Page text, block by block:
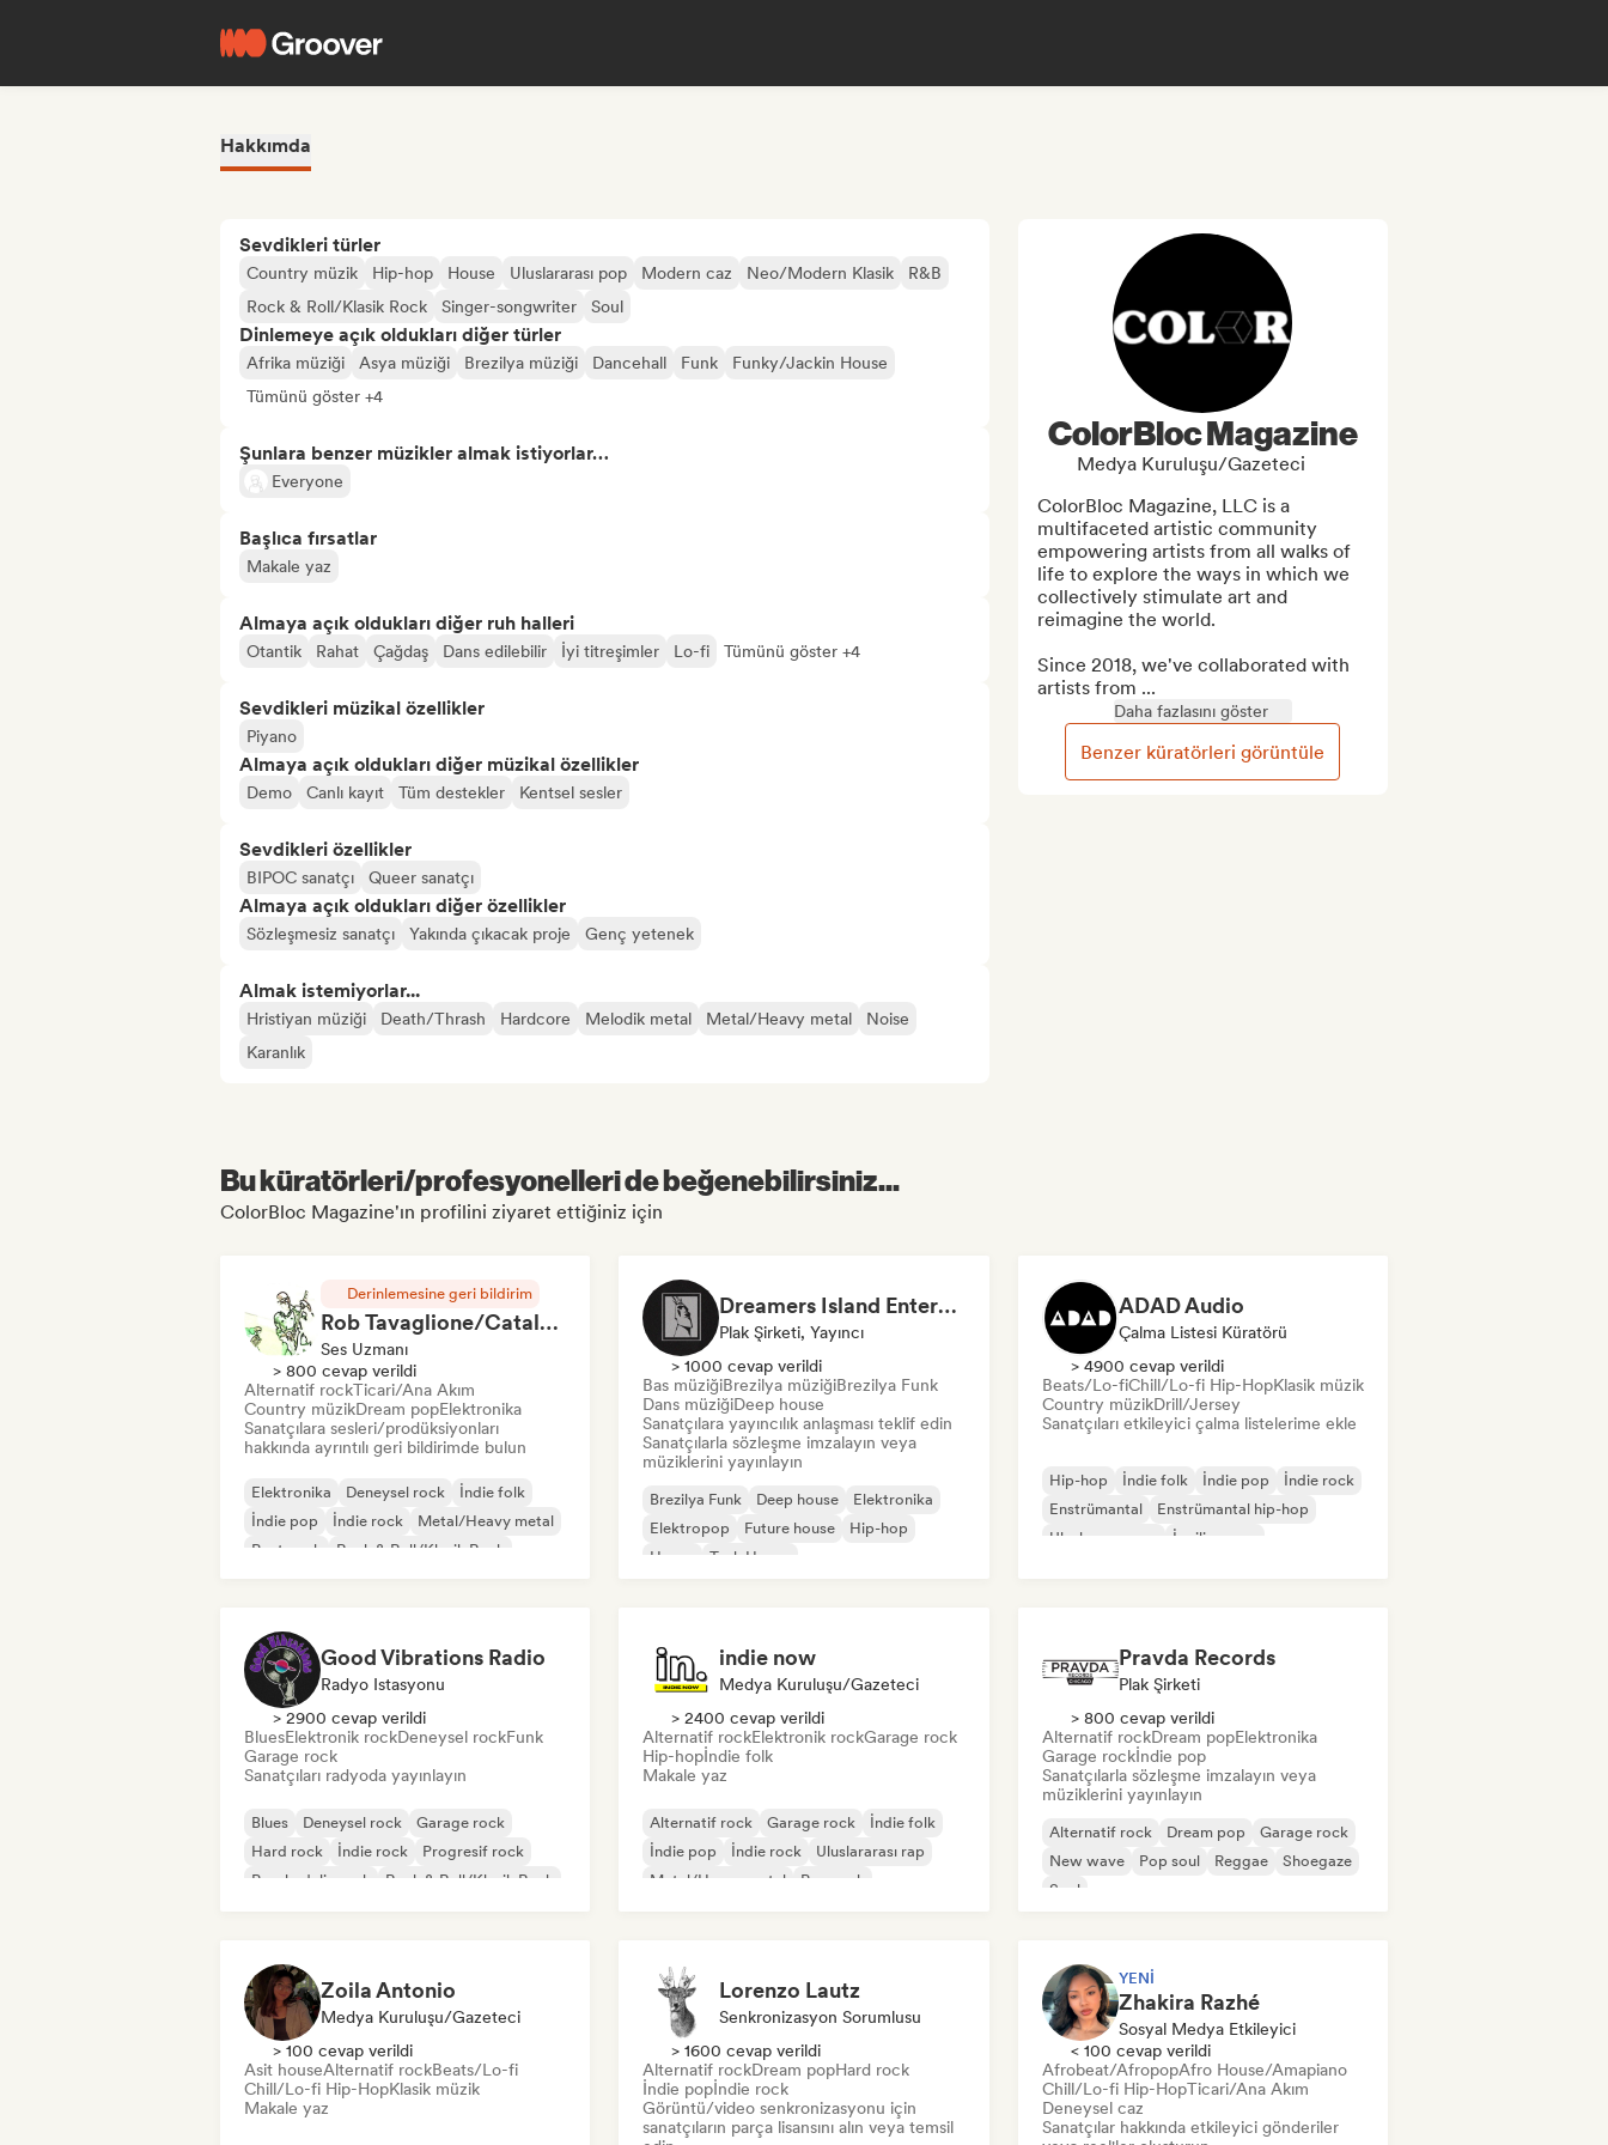
Hakkımda
Sevdikleri türler
Country müzik Hip-hop House Uluslararası pop Modern caz Neo/Modern Klasik
R&B
Rock & Roll/Klasik Rock
Singer-songwriter Soul
Dinlemeye açık oldukları diğer türler
Afrika müziği Asya müziği Brezilya müziği Dancehall Funk
Funky/Jackin House
Tümünü göster +4
Şunlara benzer müzikler almak istiyorlar…
Everyone
Başlıca fırsatlar
Makale yaz
Almaya açık oldukları diğer ruh halleri
Otantik Rahat Çağdaş Dans edilebilir İyi titreşimler Lo-fi Tümünü göster +4
Sevdikleri müzikal özellikler
Piyano
Almaya açık oldukları diğer müzikal özellikler
Demo Canlı kayıt Tüm destekler Kentsel sesler
Sevdikleri özellikler
BIPOC sanatçı Queer sanatçı
Almaya açık oldukları diğer özellikler
Sözleşmesiz sanatçı Yakında çıkacak proje Genç yetenek
Almak istemiyorlar...
Hristiyan müziği Death/Thrash Hardcore Melodik metal Metal/Heavy metal
Noise
Karanlık
ColorBloc Magazine
Medya Kuruluşu/Gazeteci
ColorBloc Magazine, LLC is a
multifaceted artistic community
empowering artists from all walks of
life to explore the ways in which we
collectively stimulate art and
reimagine the world.
Since 2018, we've collaborated with
artists from ...
Daha fazlasını göster
Benzer küratörleri görüntüle
Bu küratörleri/profesyonelleri de beğenebilirsiniz...
ColorBloc Magazine'ın profilini ziyaret ettiğiniz için
Derinlemesine geri bildirim
Rob Tavaglione/Catalyst Recording
Ses Uzmanı
> 800 cevap verildi
Alternatif rockTicari/Ana Akım
Country müzikDream popElektronika
Sanatçılara sesleri/prodüksiyonları
hakkında ayrıntılı geri bildirimde bulun
Elektronika Deneysel rock
İndie folk
İndie pop
İndie rock
Metal/Heavy metal
Post punk
Rock & Roll/Klasik Rock
Dreamers Island Entertainment
Plak Şirketi, Yayıncı
> 1000 cevap verildi
Bas müziğiBrezilya müziğiBrezilya Funk
Dans müziğiDeep house
Sanatçılara yayıncılık anlaşması teklif edin
Sanatçılarla sözleşme imzalayın veya
müziklerini yayınlayın
Brezilya Funk Deep house
Elektronika
Elektropop
Future house
Hip-hop
House
Tech House
ADAD Audio
Çalma Listesi Küratörü
> 4900 cevap verildi
Beats/Lo-fiChill/Lo-fi Hip-HopKlasik müzik
Country müzikDrill/Jersey
Sanatçıları etkileyici çalma listelerime ekle
Hip-hop İndie folk İndie pop
İndie rock
Enstrümantal
Enstrümantal hip-hop
Uluslararası rap
İngilizce rap
Good Vibrations Radio
Radyo Istasyonu
> 2900 cevap verildi
BluesElektronik rockDeneysel rockFunk
Garage rock
Sanatçıları radyoda yayınlayın
Blues Deneysel rock
Garage rock
Hard rock
İndie rock
Progresif rock
Psychedelic rock
Rock & Roll/Klasik Rock
indie now
Medya Kuruluşu/Gazeteci
> 2400 cevap verildi
Alternatif rockElektronik rockGarage rock
Hip-hopİndie folk
Makale yaz
Alternatif rock Garage rock
İndie folk
İndie pop
İndie rock
Uluslararası rap
Metal/Heavy metal
Pop rock
Pravda Records
Plak Şirketi
> 800 cevap verildi
Alternatif rockDream popElektronika
Garage rockİndie pop
Sanatçılarla sözleşme imzalayın veya
müziklerini yayınlayın
Alternatif rock Dream pop
Garage rock
New wave
Pop soul Reggae
Shoegaze
Soul
Zoila Antonio
Medya Kuruluşu/Gazeteci
> 100 cevap verildi
Asit houseAlternatif rockBeats/Lo-fi
Chill/Lo-fi Hip-HopKlasik müzik
Makale yaz
Lorenzo Lautz
Senkronizasyon Sorumlusu
> 1600 cevap verildi
Alternatif rockDream popHard rock
İndie popİndie rock
Görüntü/video senkronizasyonu için
sanatçıların parça lisansını alın veya temsil
YENI
Zhakira Razhé
Sosyal Medya Etkileyici
< 100 cevap verildi
Afrobeat/AfropopAfro House/Amapiano
Chill/Lo-fi Hip-HopTicari/Ana Akım
Deneysel caz
Sanatçılar hakkında etkileyici gönderiler